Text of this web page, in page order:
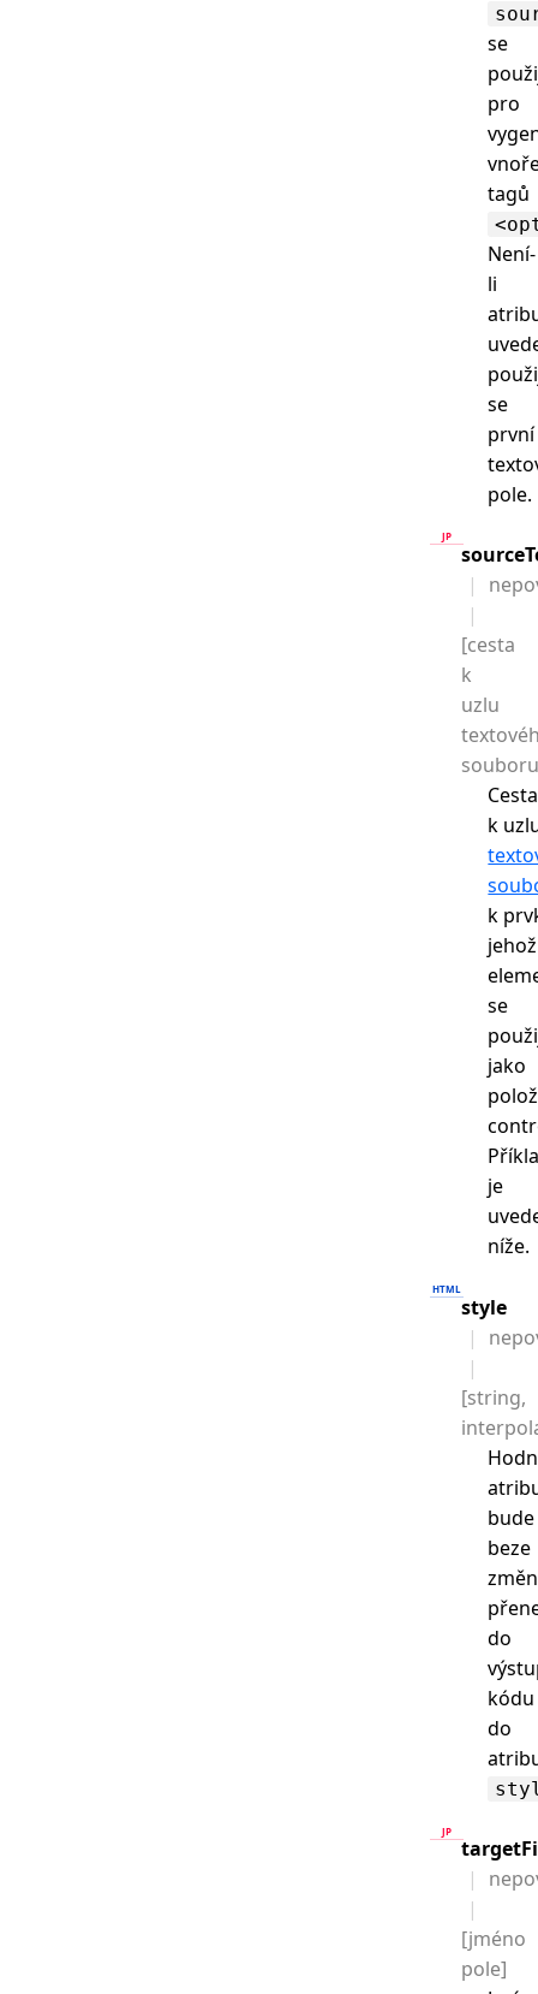
se
pro
tagů
Není-
li
se
první
pole.
[cesta
k
uzlu
Cesta
k
k
jehož
se
jako
je
níže.
style
[string,
bude
beze
do
kódu
do
[jméno
pole]